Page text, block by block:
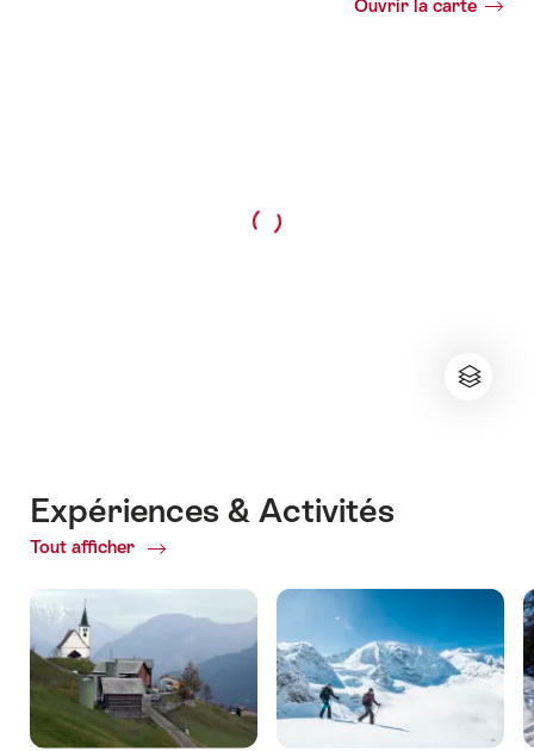
Ouvrir la carte
Expériences & Activités
Tout afficher
ofExpériences